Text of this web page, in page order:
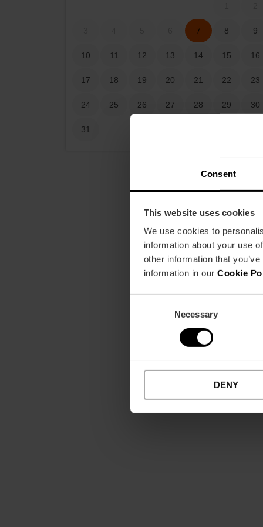
Consent
This website uses cookies
We use cookies to
information about your use
other information that
information in our Cookie
Necessary
DENY
7 8 9
10 11 12 13 14 15 16
17 18 19 20 21 22 23
24 25 26 27 28 29 30
31